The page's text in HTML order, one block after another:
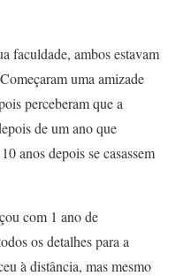
faculdade, ambos estavam
uma amizade
perceberam que a
de um ano que
anos depois se casassem
com 1 ano de
os detalhes para a
à distância, mas mesmo